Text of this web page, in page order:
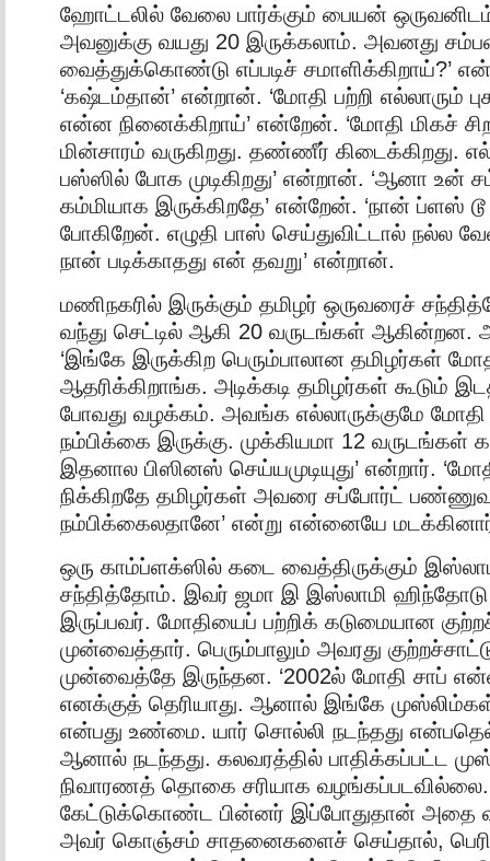
ஹோட்டலில் வேலை பார்க்கும் பையன்
அவனுக்கு வயது 20 இருக்கலாம். அவனது
வைத்துக்கொண்டு எப்படிச் சமாளிக்கிறாய்?’
‘கஷ்டம்தான்’ என்றான். ‘மோதி பற்றி எல்லாரும்
என்ன நினைக்கிறாய்’ என்றேன். ‘மோதி மிகச்
மின்சாரம் வருகிறது. தண்ணீர் கிடைக்கிறது.
பஸ்ஸில் போக முடிகிறது’ என்றான். ‘ஆனா உன்
கம்மியாக இருக்கிறதே’ என்றேன். ‘நான் ப்ளஸ்
போகிறேன். எழுதி பாஸ் செய்துவிட்டால் நல்ல
நான் படிக்காதது என் தவறு’ என்றான்.
மணிநகரில் இருக்கும் தமிழர் ஒருவரைச்
வந்து செட்டில் ஆகி 20 வருடங்கள்
‘இங்கே இருக்கிற பெரும்பாலான தமிழர்கள்
ஆதரிக்கிறாங்க. அடிக்கடி தமிழர்கள் கூடும்
போவது வழக்கம். அவங்க எல்லாருக்குமே மோதி
நம்பிக்கை இருக்கு. முக்கியமா 12
இதனால பிஸினஸ் செய்யமுடியுது’ என்றார்.
நிக்கிறதே தமிழர்கள் அவரை சப்போர்ட்
நம்பிக்கைலதானே’ என்று என்னையே
ஒரு காம்ப்ளக்ஸில் கடை வைத்திருக்கும்
சந்தித்தோம். இவர் ஜமா இ இஸ்லாமி
இருப்பவர். மோதியைப் பற்றிக் கடுமையான
முன்வைத்தார். பெரும்பாலும் அவரது
முன்வைத்தே இருந்தன. ‘2002ல் மோதி சாப்
எனக்குத் தெரியாது. ஆனால் இங்கே
என்பது உண்மை. யார் சொல்லி நடந்தது
ஆனால் நடந்தது. கலவரத்தில் பாதிக்கப்பட்ட
நிவாரணத் தொகை சரியாக
கேட்டுக்கொண்ட பின்னர் இப்போதுதான் அதை
அவர் கொஞ்சம் சாதனைகளைச் செய்தால்,